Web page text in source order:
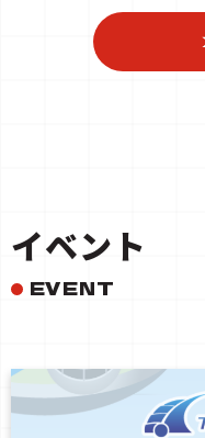
イベント
EVENT